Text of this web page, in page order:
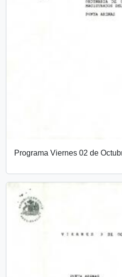
Programa Viernes 02 de